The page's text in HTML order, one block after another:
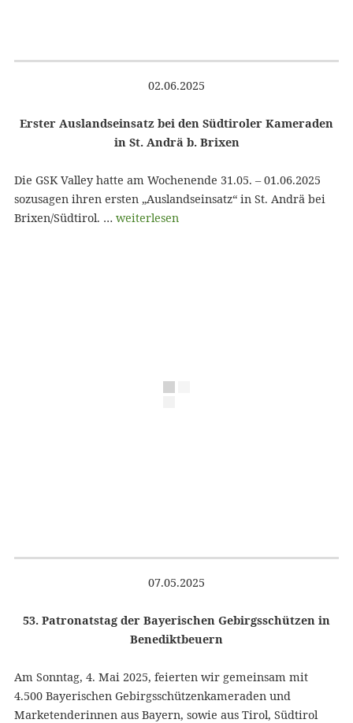
02.06.2025
Erster Auslandseinsatz bei den Südtiroler Kameraden
in St. Andrä b. Brixen
Die GSK Valley hatte am Wochenende 31.05. – 01.06.2025
sozusagen ihren ersten „Auslandseinsatz“ in St. Andrä bei
Brixen/Südtirol. … weiterlesen
07.05.2025
53. Patronatstag der Bayerischen Gebirgsschützen in
Benediktbeuern
Am Sonntag, 4. Mai 2025, feierten wir gemeinsam mit
4.500 Bayerischen Gebirgsschützenkameraden und
Marketenderinnen aus Bayern, sowie aus Tirol, Südtirol